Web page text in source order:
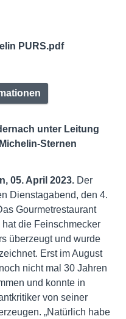
PURS.pdf
unter Leitung
Sternen
05. April 2023. Der
Dienstagabend, den 4.
Gourmetrestaurant
die Feinschmecker
überzeugt und wurde
Erst im August
nicht mal 30 Jahren
und konnte in
von seiner
„Natürlich habe